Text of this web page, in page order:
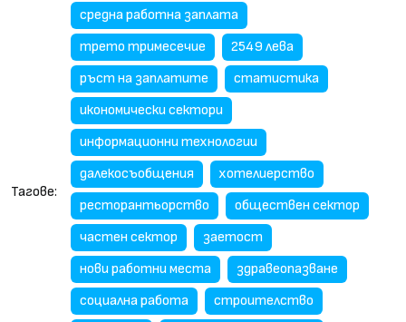
Тагове:
средна работна заплата
трето тримесечие
2549 лева
ръст на заплатите
статистика
икономически сектори
информационни технологии
далекосъобщения
хотелиерство
ресторантьорство
обществен сектор
частен сектор
заетост
нови работни места
здравеопазване
социална работа
строителство